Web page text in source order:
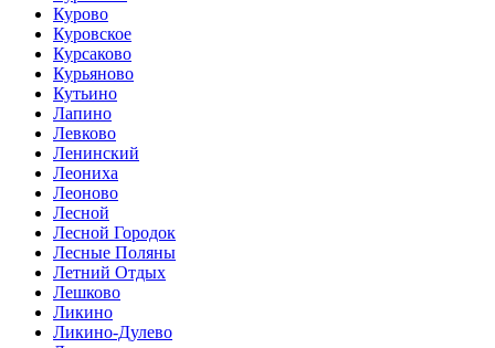
Курово
Куровское
Курсаково
Курьяново
Кутьино
Лапино
Левково
Ленинский
Леониха
Леоново
Лесной
Лесной Городок
Лесные Поляны
Летний Отдых
Лешково
Ликино
Ликино-Дулево